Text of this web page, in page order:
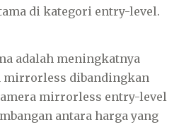
di kategori entry-level.
adalah meningkatnya
mirrorless dibandingkan
mirrorless entry-level
antara harga yang